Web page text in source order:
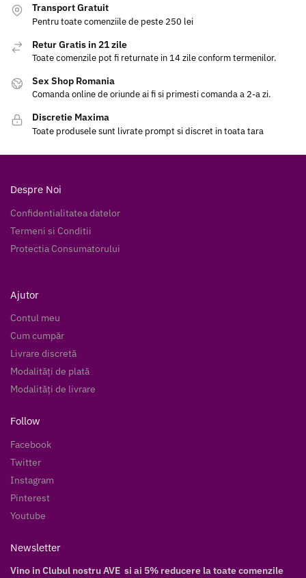
Transport Gratuit
Pentru toate comenziile de peste 250 lei
Retur Gratis in 21 zile
Toate comenzile pot fi returnate in 14 zile conform termenilor.
Sex Shop Romania
Comanda online de oriunde ai fi si primesti comanda a 2-a zi.
Discretie Maxima
Toate produsele sunt livrate prompt si discret in toata tara
Despre Noi
Confidentialitatea datelor
Termeni si Conditii
Protectia Consumatorului
Ajutor
Contul meu
Cum cumpăr
Livrare discretă
Modalități de plată
Modalități de livrare
Follow
Facebook
Twitter
Instagram
Pinterest
Youtube
Newsletter
Vino in Clubul nostru AVE si ai 5% reducere la toate comenzile